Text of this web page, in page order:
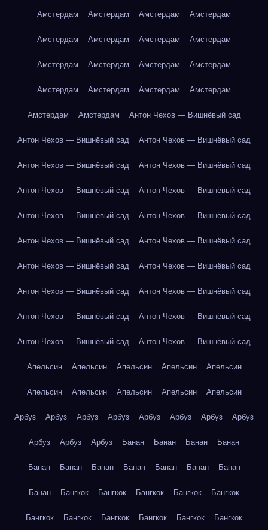
Амстердам Амстердам Амстердам Амстердам
Амстердам Амстердам Амстердам Амстердам
Амстердам Амстердам Амстердам Амстердам
Амстердам Амстердам Амстердам Амстердам
Амстердам Амстердам Антон Чехов — Вишнёвый сад
Антон Чехов — Вишнёвый сад Антон Чехов — Вишнёвый сад
Антон Чехов — Вишнёвый сад Антон Чехов — Вишнёвый сад
Антон Чехов — Вишнёвый сад Антон Чехов — Вишнёвый сад
Антон Чехов — Вишнёвый сад Антон Чехов — Вишнёвый сад
Антон Чехов — Вишнёвый сад Антон Чехов — Вишнёвый сад
Антон Чехов — Вишнёвый сад Антон Чехов — Вишнёвый сад
Антон Чехов — Вишнёвый сад Антон Чехов — Вишнёвый сад
Антон Чехов — Вишнёвый сад Антон Чехов — Вишнёвый сад
Антон Чехов — Вишнёвый сад Антон Чехов — Вишнёвый сад
Апельсин Апельсин Апельсин Апельсин Апельсин
Апельсин Апельсин Апельсин Апельсин Апельсин
Арбуз Арбуз Арбуз Арбуз Арбуз Арбуз Арбуз Арбуз
Арбуз Арбуз Арбуз Банан Банан Банан Банан
Банан Банан Банан Банан Банан Банан Банан
Банан Бангкок Бангкок Бангкок Бангкок Бангкок
Бангкок Бангкок Бангкок Бангкок Бангкок Бангкок